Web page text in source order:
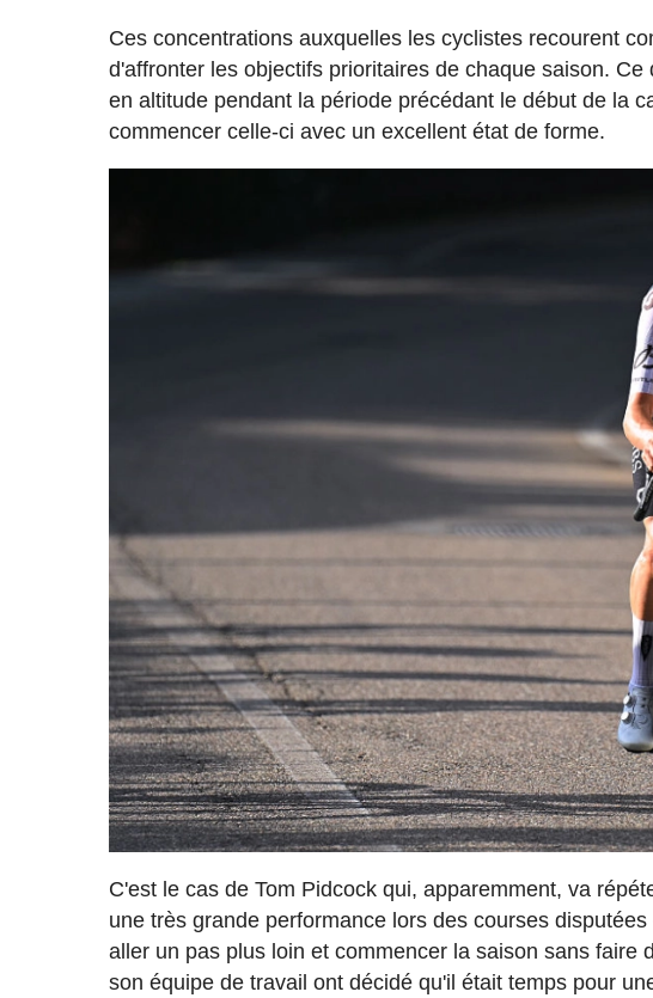
Ces concentrations auxquelles les cyclistes recourent
d'affronter les objectifs prioritaires de chaque saison.
en altitude pendant la période précédant le début de la
commencer celle-ci avec un excellent état de forme.
C'est le cas de Tom Pidcock qui, apparemment, va
une très grande performance lors des courses
aller un pas plus loin et commencer la saison sans faire
son équipe de travail ont décidé qu'il était temps pour